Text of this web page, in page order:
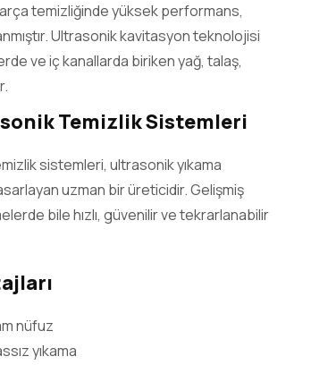
temizliğinde yüksek performans,
Ultrasonik kavitasyon teknolojisi
ve iç kanallarda biriken yağ, talaş,
Temizlik Sistemleri
sistemleri, ultrasonik yıkama
uzman bir üreticidir. Gelişmiş
bile hızlı, güvenilir ve tekrarlanabilir
nüfuz
yıkama